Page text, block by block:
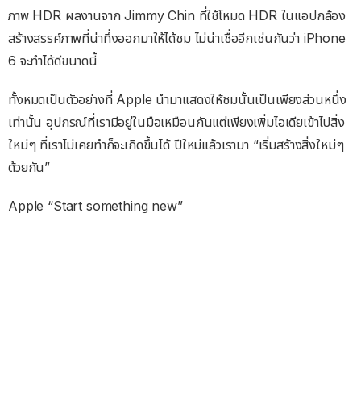
ภาพ HDR ผลงานจาก Jimmy Chin ที่ใช้โหมด HDR ในแอปกล้อง
สร้างสรรค์ภาพที่น่าทึ่งออกมาให้ได้ชม ไม่น่าเชื่ออีกเช่นกันว่า iPhone
6 จะทำได้ดีขนาดนี้
ทั้งหมดเป็นตัวอย่างที่ Apple นำมาแสดงให้ชมนั้นเป็นเพียงส่วนหนึ่ง
เท่านั้น อุปกรณ์ที่เรามีอยู่ในมือเหมือนกันแต่เพียงเพิ่มไอเดียเข้าไปสิ่ง
ใหม่ๆ ที่เราไม่เคยทำก็จะเกิดขึ้นได้ ปีใหม่แล้วเรามา “เริ่มสร้างสิ่งใหม่ๆ
ด้วยกัน”
Apple “Start something new”